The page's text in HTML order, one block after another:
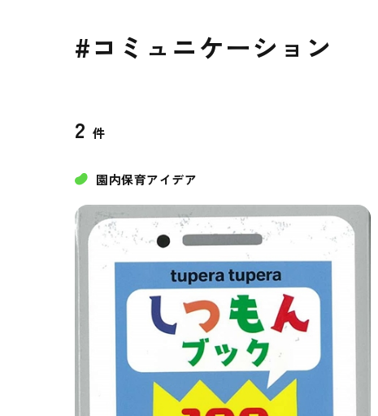
#コミュニケーション
2 件
園内保育アイデア